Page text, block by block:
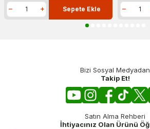
Sepete Ekle
Bizi Sosyal Medyadan
Takip Et!
Satın Alma Rehberi
İhtiyacınız Olan Ürünü